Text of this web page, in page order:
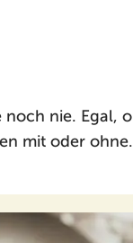
nie. Egal,
mit oder